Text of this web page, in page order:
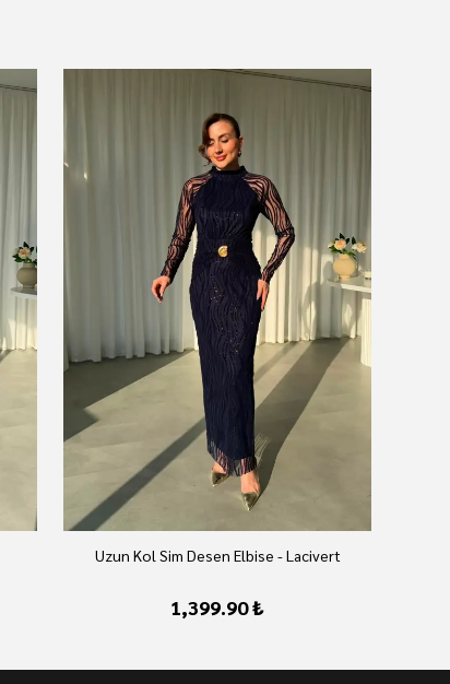
Uzun Kol Sim Desen Elbise - Lacivert
1,399.90 ₺